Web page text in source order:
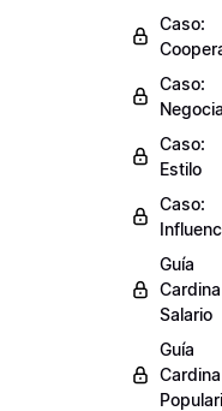
Caso:
Caso:
Caso:
Estilo
Caso:
Guía
Salario
Guía